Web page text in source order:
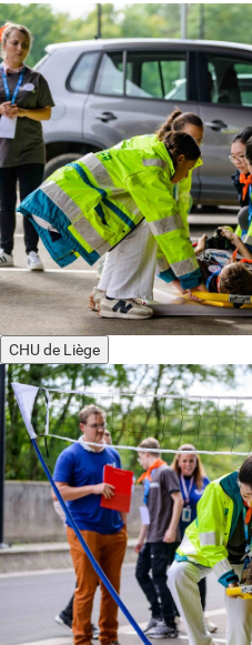
CHU de Liège